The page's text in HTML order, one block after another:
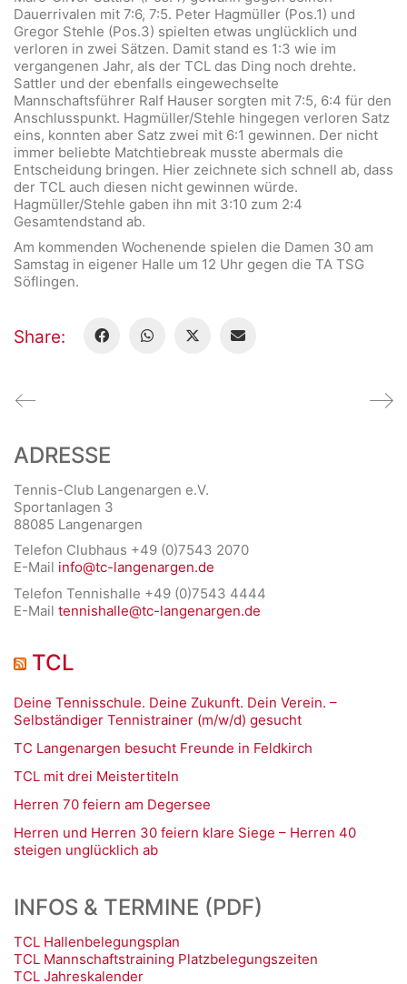
Dauerrivalen mit 7:6, 7:5. Peter Hagmüller (Pos.1) und
Gregor Stehle (Pos.3) spielten etwas unglücklich und
verloren in zwei Sätzen. Damit stand es 1:3 wie im
vergangenen Jahr, als der TCL das Ding noch drehte.
Sattler und der ebenfalls eingewechselte
Mannschaftsführer Ralf Hauser sorgten mit 7:5, 6:4 für den
Anschlusspunkt. Hagmüller/Stehle hingegen verloren Satz
eins, konnten aber Satz zwei mit 6:1 gewinnen. Der nicht
immer beliebte Matchtiebreak musste abermals die
Entscheidung bringen. Hier zeichnete sich schnell ab, dass
der TCL auch diesen nicht gewinnen würde.
Hagmüller/Stehle gaben ihn mit 3:10 zum 2:4
Gesamtendstand ab.
Am kommenden Wochenende spielen die Damen 30 am
Samstag in eigener Halle um 12 Uhr gegen die TA TSG
Söflingen.
Share:
ADRESSE
Tennis-Club Langenargen e.V.
Sportanlagen 3
88085 Langenargen
Telefon Clubhaus +49 (0)7543 2070
E-Mail info@tc-langenargen.de
Telefon Tennishalle +49 (0)7543 4444
E-Mail tennishalle@tc-langenargen.de
TCL
Deine Tennisschule. Deine Zukunft. Dein Verein. –
Selbständiger Tennistrainer (m/w/d) gesucht
TC Langenargen besucht Freunde in Feldkirch
TCL mit drei Meistertiteln
Herren 70 feiern am Degersee
Herren und Herren 30 feiern klare Siege – Herren 40
steigen unglücklich ab
INFOS & TERMINE (PDF)
TCL Hallenbelegungsplan
TCL Mannschaftstraining Platzbelegungszeiten
TCL Jahreskalender